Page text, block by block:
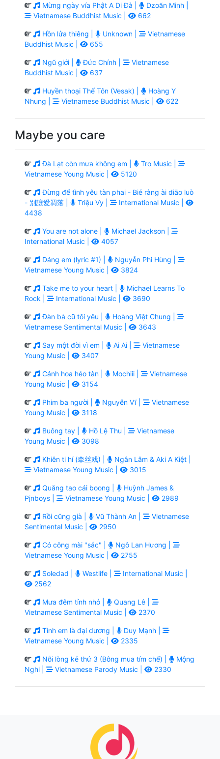
Mừng ngày vía Phật A Di Đà |
Dzoãn Minh |
Vietnamese Buddhist Music |
662
Hồn lửa thiêng | Unknown |
Vietnamese
Buddhist Music |
655
Ngũ giới | Đức Chính |
Vietnamese
Buddhist Music |
637
Huyền thoại Thế Tôn (Vesak) |
Hoàng Y
Nhung |
Vietnamese Buddhist Music | 622
Maybe you care
Đà Lạt còn mưa không em |
Tro Music |
Vietnamese Young Music |
5120
Đừng để tình yêu tàn phai - Bié ràng ài diāo luò
- 別讓愛凋落 |
Triệu Vy |
International Music |
4438
You are not alone |
Michael Jackson |
International Music |
4057
Dáng em (lyric #1) |
Nguyễn Phi Hùng |
Vietnamese Young Music |
3824
Take me to your heart |
Michael Learns To
Rock |
International Music | 3690
Đàn bà cũ tôi yêu |
Hoàng Việt Chung |
Vietnamese Sentimental Music |
3643
Say một đời vì em | Ai Ai |
Vietnamese
Young Music |
3407
Cánh hoa héo tàn | Mochiii |
Vietnamese
Young Music |
3154
Phim ba người | Nguyễn Vĩ |
Vietnamese
Young Music |
3118
Buông tay | Hồ Lệ Thu |
Vietnamese
Young Music |
3098
Khiên ti hí (牵丝戏) |
Ngân Lâm & Aki A Kiệt |
Vietnamese Young Music |
3015
Quăng tao cái boong |
Huỳnh James &
Pjnboys |
Vietnamese Young Music | 2989
Rồi cũng già | Vũ Thành An |
Vietnamese
Sentimental Music |
2950
Có công mài "sắc" |
Ngô Lan Hương |
Vietnamese Young Music |
2755
Soledad | Westlife |
International Music |
2562
Mưa đêm tỉnh nhỏ |
Quang Lê |
Vietnamese Sentimental Music |
2370
Tình em là đại dương |
Duy Mạnh |
Vietnamese Young Music |
2335
Nỗi lòng kẻ thứ 3 (Bông mua tím chế) |
Mộng
Nghi |
Vietnamese Parody Music | 2330